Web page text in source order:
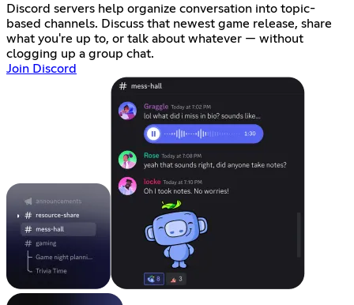
Discord servers help organize conversation into topic-
based channels. Discuss that newest game release, share
what you're up to, or talk about whatever — without
clogging up a group chat.
Join Discord